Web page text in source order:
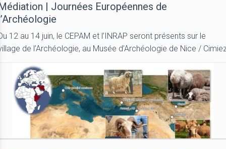
| Journées Européennes de
12 au 14 juin, le CEPAM et l’INRAP seront présents sur le
de l’Archéologie, au Musée d’Archéologie de Nice /